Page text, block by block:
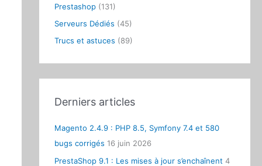
:
Prestashop(131)
Serveurs Dédiés (45)
Trucs et astuces (89)
Derniers articles
Magento 2.4.9 : PHP 8.5, Symfony 7.4 et 580
bugs corrigés 16 juin 2026
PrestaShop 9.1 : Les mises à jour s’enchaînent 4